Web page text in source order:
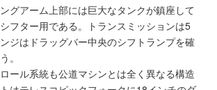
グアーム上部には巨大なタンクが鎮座して
フター用である。トランスミッションは5
ジはドラッグバー中央のシフトランプを確
。
ール系統も公道マシンとは全く異なる構造